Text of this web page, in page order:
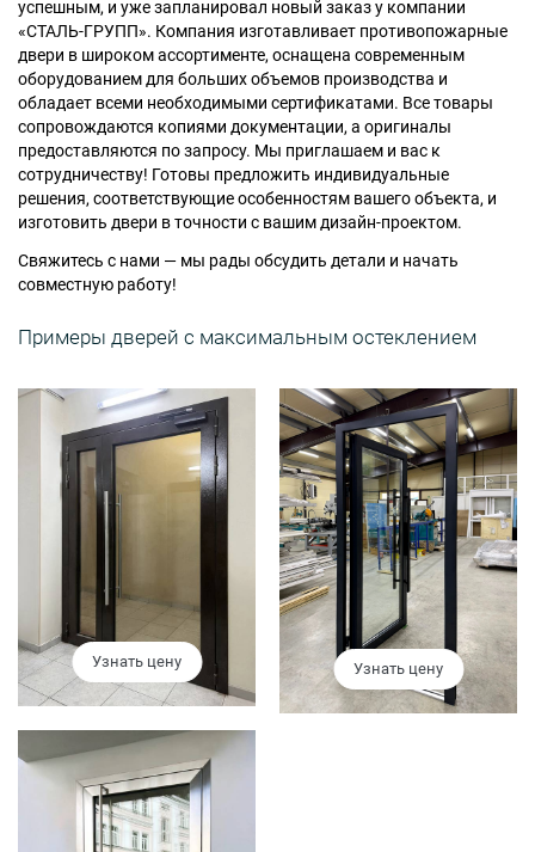
успешным, и уже запланировал новый заказ у компании
«СТАЛЬ-ГРУПП». Компания изготавливает противопожарные
двери в широком ассортименте, оснащена современным
оборудованием для больших объемов производства и
обладает всеми необходимыми сертификатами. Все товары
сопровождаются копиями документации, а оригиналы
предоставляются по запросу. Мы приглашаем и вас к
сотрудничеству! Готовы предложить индивидуальные
решения, соответствующие особенностям вашего объекта, и
изготовить двери в точности с вашим дизайн-проектом.
Свяжитесь с нами — мы рады обсудить детали и начать
совместную работу!
Примеры дверей с максимальным остеклением
Узнать цену Узнать цену